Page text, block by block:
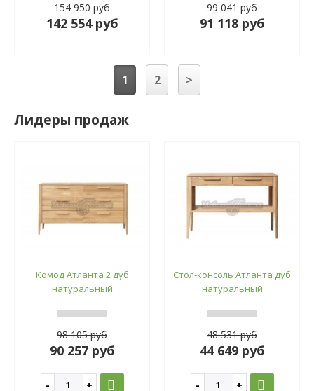
154 950 руб
142 554 руб
99 041 руб
91 118 руб
1 2 >
Лидеры продаж
Комод Атланта 2 дуб
натуральный
98 105 руб
90 257 руб
Стол-консоль Атланта дуб
натуральный
48 531 руб
44 649 руб